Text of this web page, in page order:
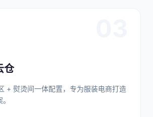
仓
+ 熨烫间一体配置，专为服装电商打造